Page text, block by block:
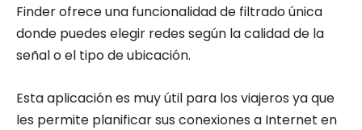
Finder ofrece una funcionalidad de filtrado única
donde puedes elegir redes según la calidad de la
señal o el tipo de ubicación.
Esta aplicación es muy útil para los viajeros ya que
les permite planificar sus conexiones a Internet en